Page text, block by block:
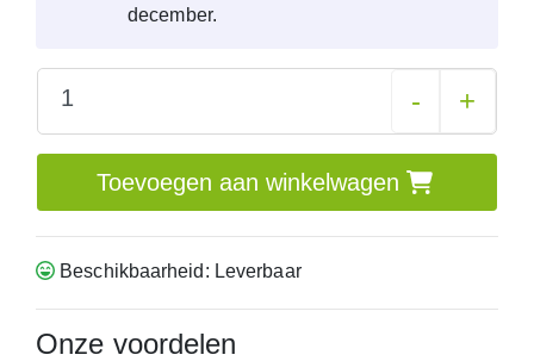
december.
- +
Toevoegen aan winkelwagen
Beschikbaarheid: Leverbaar
Onze voordelen